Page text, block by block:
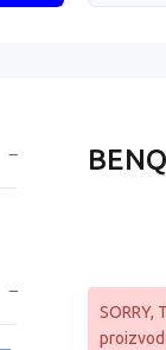
SORRY,